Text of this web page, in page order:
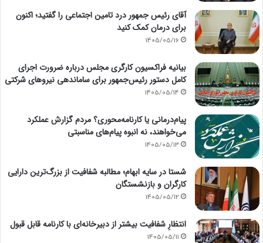
آقای رئیس جمهور درد تامین اجتماعی را گفتید؛ اکنون
برای درمان کمک کنید
1405/05/16
بیانیه فراکسیون کارگری مجلس درباره ضرورت اجرای
کامل دستور رئیس‌جمهور برای ساماندهی نیروهای شرکتی
1405/05/14
پیام‌درمانی یا کارنامه‌محوری؟ مردم گزارش عملکرد
می‌خواهند، نه انبوه پیام‌های مناسبتی
1405/05/13
شستا در سایه ابهام؛ مطالبه شفافیت از بزرگ‌ترین دارایی
کارگران و بازنشستگان
1405/05/12
انتظارِ شفافیت بیشتر از دبیرخانه‌ای با کارنامه قابل قبول
1405/05/11